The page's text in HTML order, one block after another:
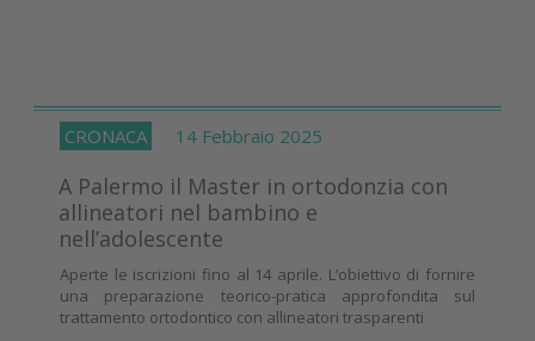
CRONACA 14 Febbraio 2025
A Palermo il Master in ortodonzia con
allineatori nel bambino e
nell’adolescente
Aperte le iscrizioni fino al 14 aprile. L’obiettivo di fornire
una preparazione teorico-pratica approfondita sul
trattamento ortodontico con allineatori trasparenti